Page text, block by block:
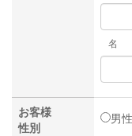
名
お客様
性別
男性